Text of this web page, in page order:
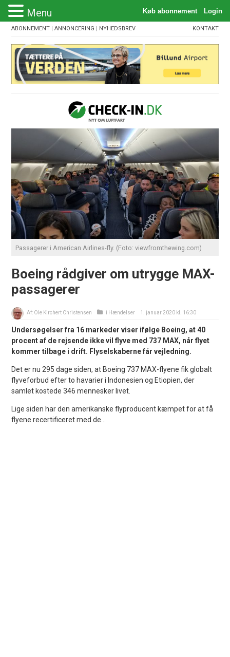
ABONNEMENT |ANNONCERING | NYHEDSBREV KONTAKT
Passagerer i American Airlines-fly. (Foto: viewfromthewing.com)
Boeing rådgiver om utrygge MAX-
passagerer
Af: Ole Kirchert Christensen i Hændelser 1. januar 2020 kl. 16:30
Undersøgelser fra 16 markeder viser ifølge Boeing, at 40
procent af de rejsende ikke vil flyve med 737 MAX, når flyet
kommer tilbage i drift. Flyselskaberne får vejledning.
Det er nu 295 dage siden, at Boeing 737 MAX-flyene fik globalt
flyveforbud efter to havarier i Indonesien og Etiopien, der
samlet kostede 346 mennesker livet.
Lige siden har den amerikanske flyproducent kæmpet for at få
flyene recertificeret med de...
Menu